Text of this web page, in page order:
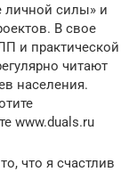
личной силы» и
В свое
и практической
читают
населения.
www.duals.ru
что я счастлив